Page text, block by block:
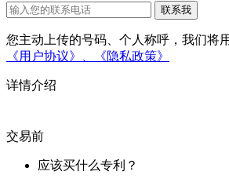
您主动上传的号码、个人称呼，我们将
《用户协议》、
《隐私政策》
详情介绍
交易前
应该买什么专利？